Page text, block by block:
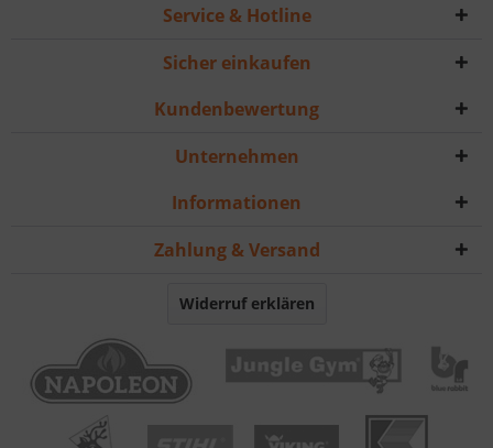
Service & Hotline
Sicher einkaufen
Kundenbewertung
Unternehmen
Informationen
Zahlung & Versand
Widerruf erklären